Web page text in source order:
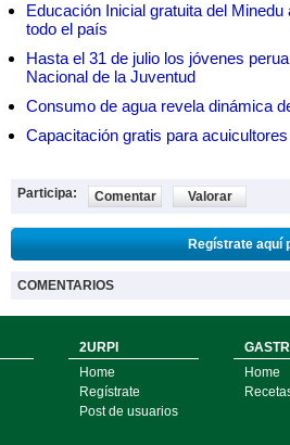
Educación Inicial gratuita del
todo el país
Hasta el 31 de julio los jóvenes
Nacional de la Juventud
Consumo de agua revela dinámica
Capacitación gratis para
Participa: Comentar Valorar
Regístrate aquí
COMENTARIOS
2URPI
Home
Regístrate
Post de usuarios
Home